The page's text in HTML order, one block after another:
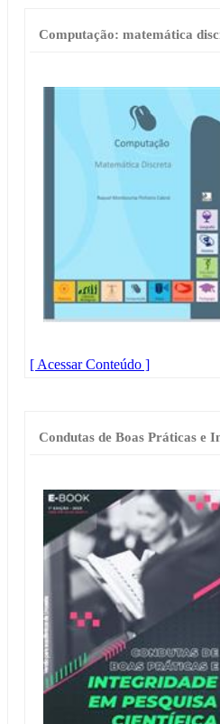
Computação: matemática
[ Acessar Conteúdo ]
Condutas de Boas Práticas e